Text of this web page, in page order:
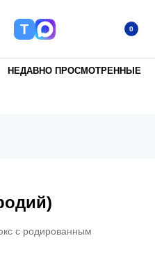
Т 0
НЕДАВНО ПРОСМОТРЕННЫЕ
с родированным